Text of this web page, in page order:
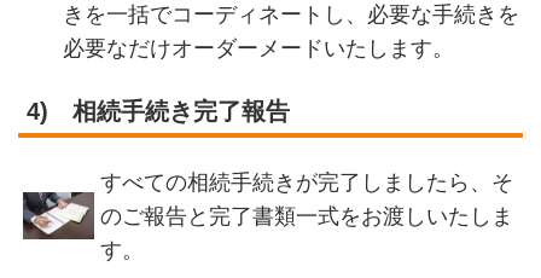
きを一括でコーディネートし、必要な手続きを
必要なだけオーダーメードいたします。
4) 相続手続き完了報告
すべての相続手続きが完了しましたら、そ
のご報告と完了書類一式をお渡しいたしま
す。